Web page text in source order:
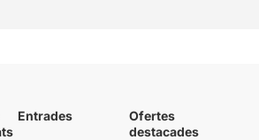
Entrades
Ofertes
destacades